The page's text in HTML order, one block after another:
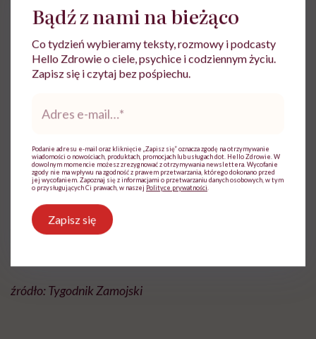
Do wyświetlenia tego materiału z zewnętrznego
serwisu (Instagram, Facebook, YouTube, itp.)
Zmień ustawienia
Pamiętajmy, że najważniejszym prawem ucznia jest
prawo do: godności, prywatności i nienaruszalności
nietykalności cielesnej. Kiedy jest one łamane, można
interweniować u Rzecznika Praw Dziecka lub
źródło:Tygodnik Zamojski
Bądź z nami na bieżąco
Co tydzień wybieramy teksty, rozmowy i podcasty
Hello Zdrowie o ciele, psychice i codziennym życiu.
Zapisz się i czytaj bez pośpiechu.
*
Podanie adresu e-mail oraz kliknięcie „Zapisz się” oznacza zgodę na otrzymywanie
wiadomości o nowościach, produktach, promocjach lub usługach dot. Hello Zdrowie. W
dowolnym momencie możesz zrezygnować z otrzymywania newslettera. Wycofanie
zgody nie ma wpływu na zgodność z prawem przetwarzania, którego dokonano przed
jej wycofaniem. Zapoznaj się z informacjami o przetwarzaniu danych osobowych, w tym
o przysługujących Ci prawach, w naszej Polityce prywatności
Zapisz się